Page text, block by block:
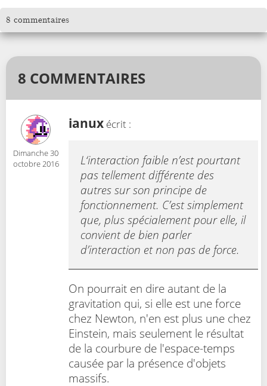
8 commentaires
8 COMMENTAIRES
Dimanche 30
octobre 2016
ianux écrit :
L‘interaction faible n’est pourtant
pas tellement différente des
autres sur son principe de
fonctionnement. C’est simplement
que, plus spécialement pour elle, il
convient de bien parler
d’interaction et non pas de force.
On pourrait en dire autant de la
gravitation qui, si elle est une force
chez Newton, n'en est plus une chez
Einstein, mais seulement le résultat
de la courbure de l'espace-temps
causée par la présence d'objets
massifs.